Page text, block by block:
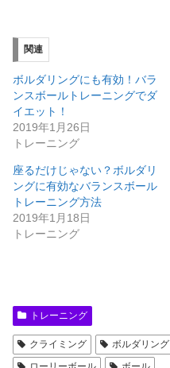
T
w
i
t
t
e
r
で
共
有
(
し
い
ウ
ィ
ン
ド
ウ
で
共
有
す
る
は
ク
ク
し
て
く
だ
さ
ド
ウ
で
開
き
ま
関連
ボルダリングにも有効！バラ
ンスボールトレーニングでダ
イエット！
2019年1月26日
トレーニング
座るだけじゃない？ボルダリ
ングに有効なバランスボール
トレーニング方法
2019年1月18日
トレーニング
トレーニング
クライミング ボルダリング